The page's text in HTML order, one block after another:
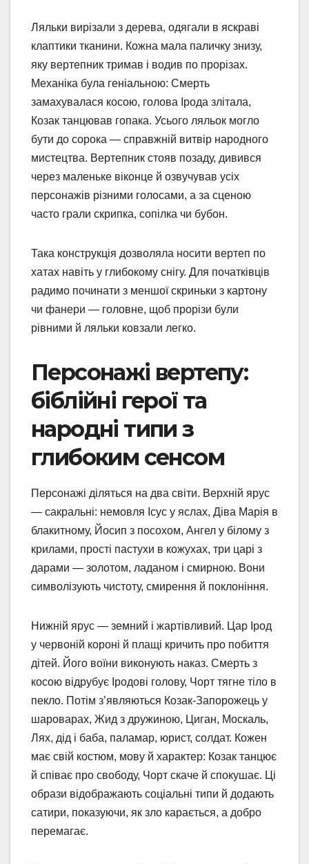
Ляльки вирізали з дерева, одягали в яскраві
клаптики тканини. Кожна мала паличку знизу,
яку вертепник тримав і водив по прорізах.
Механіка була геніальною: Смерть
замахувалася косою, голова Ірода злітала,
Козак танцював гопака. Усього ляльок могло
бути до сорока — справжній витвір народного
мистецтва. Вертепник стояв позаду, дивився
через маленьке віконце й озвучував усіх
персонажів різними голосами, а за сценою
часто грали скрипка, сопілка чи бубон.
Така конструкція дозволяла носити вертеп по
хатах навіть у глибокому снігу. Для початківців
радимо починати з меншої скриньки з картону
чи фанери — головне, щоб прорізи були
рівними й ляльки ковзали легко.
Персонажі вертепу:
біблійні герої та
народні типи з
глибоким сенсом
Персонажі діляться на два світи. Верхній ярус
— сакральні: немовля Ісус у яслах, Діва Марія в
блакитному, Йосип з посохом, Ангел у білому з
крилами, прості пастухи в кожухах, три царі з
дарами — золотом, ладаном і смирною. Вони
символізують чистоту, смирення й поклоніння.
Нижній ярус — земний і жартівливий. Цар Ірод
у червоній короні й плащі кричить про побиття
дітей. Його воїни виконують наказ. Смерть з
косою відрубує Іродові голову, Чорт тягне тіло в
пекло. Потім з’являються Козак-Запорожець у
шароварах, Жид з дружиною, Циган, Москаль,
Лях, дід і баба, паламар, юрист, солдат. Кожен
має свій костюм, мову й характер: Козак танцює
й співає про свободу, Чорт скаче й спокушає. Ці
образи відображають соціальні типи й додають
сатири, показуючи, як зло карається, а добро
перемагає.